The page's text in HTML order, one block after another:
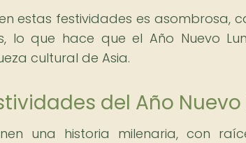
estas festividades es asombrosa,
lo que hace que el Año Nuevo
cultural de Asia.
del Año Nuevo
una historia milenaria, con